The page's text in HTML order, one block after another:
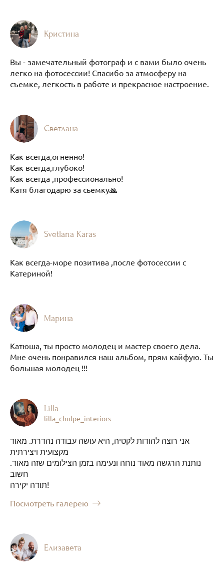
Кристина
Вы - замечательный фотограф и с вами было очень
легко на фотосессии! Спасибо за атмосферу на
съемке, легкость в работе и прекрасное настроение.
Светлана
Как всегда,огненно!
Как всегда,глубоко!
Как всегда ,профессионально!
Катя благодарю за сьемку🙏
Svetlana Karas
Как всегда-море позитива ,после фотосессии с
Катериной!
Марина
Катюша, ты просто молодец и мастер своего дела.
Мне очень понравился наш альбом, прям кайфую. Ты
большая молодец !!!
Lilla
lilla_chulpe_interiors
אני רוצה להודות לקטיה, היא עושה עבודה נהדרת. מאוד
מקצועית ויצירתית
.נותנת הרגשה מאוד נוחה ונעימה בזמן הצילומים שזה מאוד
חשוב
תודה יקירה!
Посмотреть галерею
Елизавета